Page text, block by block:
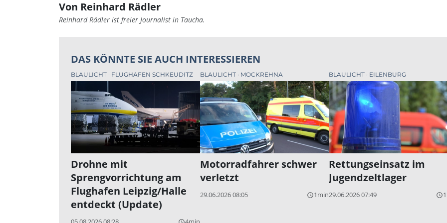
Von Reinhard Rädler
Reinhard Rädler ist freier Journalist in Taucha.
DAS KÖNNTE SIE AUCH INTERESSIEREN
BLAULICHT FLUGHAFEN SCHKEUDITZ
Drohne mit
Sprengvorrichtung am
Flughafen Leipzig/Halle
entdeckt (Update)
BLAULICHT MOCKREHNA
Motorradfahrer schwer
verletzt
29.06.2026 08:05 query_builder1min
BLAULICHT EILENBURG
Rettungseinsatz im
Jugendzeltlager
29.06.2026 07:49 query_builder